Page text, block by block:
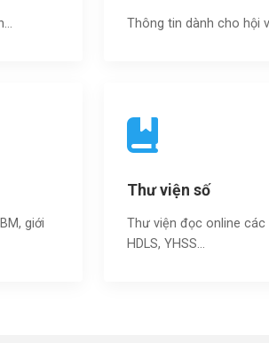
Thông tin dành cho hội
giới
Thư viện số
Thư viện đọc online
HDLS, YHSS…